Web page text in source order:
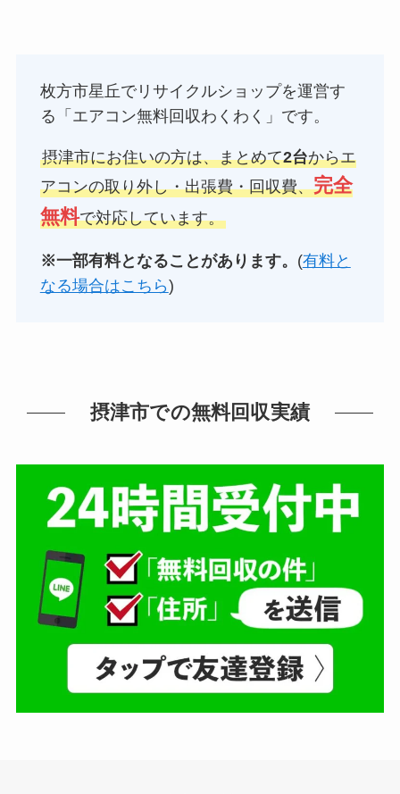
枚方市星丘でリサイクルショップを運営す
る「エアコン無料回収わくわく」です。
摂津市にお住いの方は、まとめて2台からエ
アコンの取り外し・出張費・回収費、完全
無料で対応しています。
※一部有料となることがあります。 (有料と
なる場合はこちら)
摂津市での無料回収実績